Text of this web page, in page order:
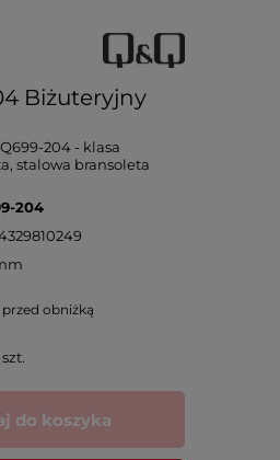
Biżuteryjny
204 - klasa
stalowa bransoleta
204
obniżką
szt.
do koszyka